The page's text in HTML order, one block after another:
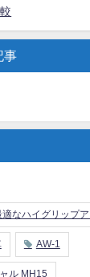
事
なハイグリップ
AW-1
ル MH15